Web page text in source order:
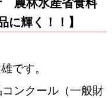
農林水産省食料
に輝く！！】
です。
ンクール（一般財